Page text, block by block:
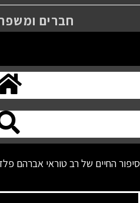
חברים
סיפור החיים של רב טוראי אברהם